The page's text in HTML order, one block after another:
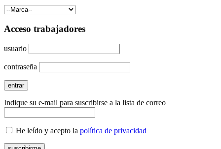
Acceso trabajadores
usuario
contraseña
Indique su e-mail para suscribirse a la lista de correo
He leído y acepto la política de privacidad